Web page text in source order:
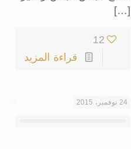
[…]
12
قراءة المزيد
24 نوفمبر، 2015